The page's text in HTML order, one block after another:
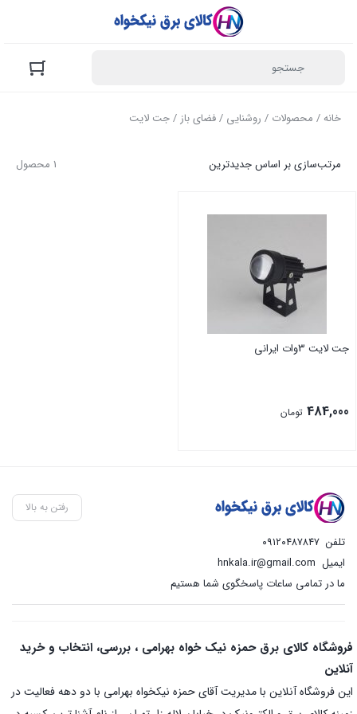
خانه/ محصولات / روشنایی /فضای باز / جت لایت
1 محصول مرتب‌سازی بر اساس جدیدترین
جت لایت 3وات ایرانی
484,000 تومان
رفتن به بالا
تلفن ۰۹۱۲۰۴۸۷۸۴۷
ایمیل hnkala.ir@gmail.com
ما در تمامی ساعات پاسخگوی شما هستیم
فروشگاه کالای برق حمزه نیک خواه بهرامی ، بررسی، انتخاب و خرید
آنلاین
این فروشگاه آنلاین با مدیریت آقای حمزه نیکخواه بهرامی با دو دهه فعالیت در